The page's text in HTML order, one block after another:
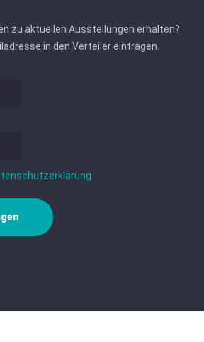
zu aktuellen Ausstellungen erhalten?
in den Verteiler eintragen.